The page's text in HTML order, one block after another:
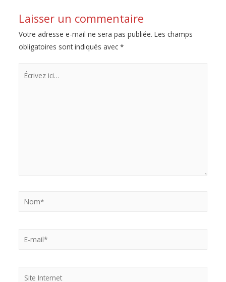
Laisser un commentaire
Votre adresse e-mail ne sera pas publiée. Les champs
obligatoires sont indiqués avec *